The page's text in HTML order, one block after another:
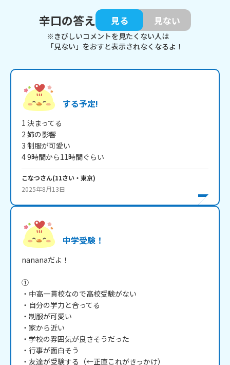
辛口の答え
見る 見ない
※きびしいコメントを見たくない人は
「見ない」をおすと表示されなくなるよ！
する予定!
1 決まってる
2 姉の影響
3 制服が可愛い
4 9時間から11時間ぐらい
こなつさん(11さい・ 東京)
2025年8月13日
中学受験！
nananaだよ！
①
・中高一貫校なので高校受験がない
・自分の学力と合ってる
・制服が可愛い
・家から近い
・学校の雰囲気が良さそうだった
・行事が面白そう
・友達が受験する（←正直これがきっかけ）